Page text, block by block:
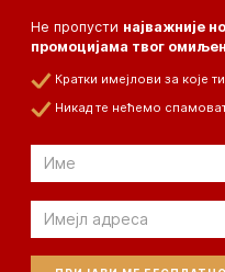
Не пропусти најважније
промоцијама твог
Кратки имејлови за које
Никад те нећемо
Email
Email